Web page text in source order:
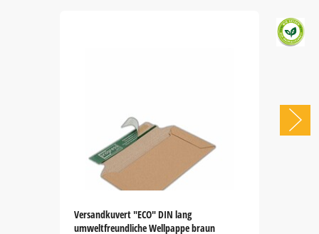
Versandkuvert "ECO" DIN lang
umweltfreundliche Wellpappe braun